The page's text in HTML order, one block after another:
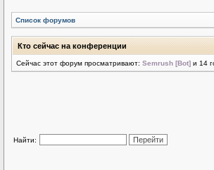
Список форумов
Кто сейчас на конференции
Сейчас этот форум просматривают: Semrush [Bot] и 14
Найти: